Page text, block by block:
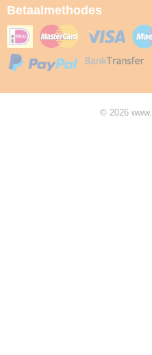
Betaalmethodes
© 2026